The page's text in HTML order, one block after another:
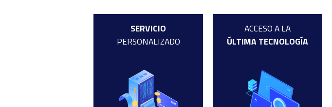
SERVICIO
PERSONALIZADO
ACCESO A LA
ÚLTIMA TECNOLOGÍA